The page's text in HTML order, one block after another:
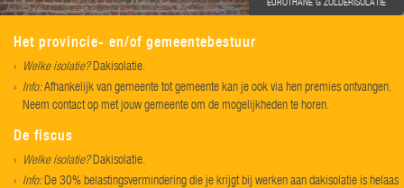
Het provincie- en/of gemeentebestuur
Welke isolatie?Dakisolatie.
Info:Afhankelijk van gemeente tot gemeente kan je ook via hen premies ontvangen.
Neem contact op met jouw gemeente om de mogelijkheden te horen.
De fiscus
Welke isolatie?Dakisolatie.
Info:De 30% belastingsvermindering die je krijgt bij werken aan dakisolatie is helaas